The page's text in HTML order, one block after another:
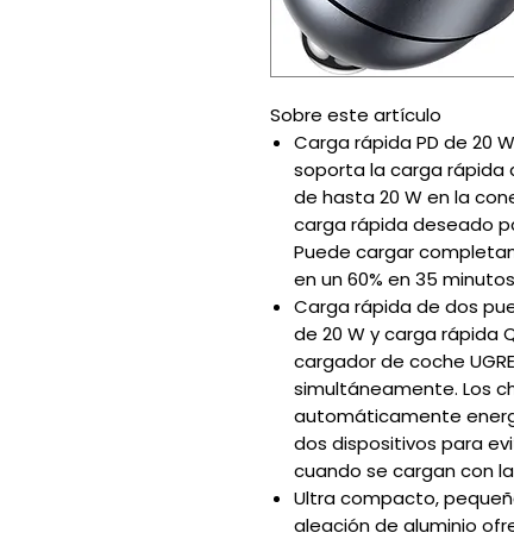
Sobre este artículo
Carga rápida PD de 20
soporta la carga rápida
de hasta 20 W en la
carga rápida deseado
Puede cargar
en un 60% en 35 minutos
Carga rápida de dos
de 20 W y carga rápida
cargador de coche
simultáneamente. Los
automáticamente
dos dispositivos para
cuando se cargan con
Ultra compacto,
aleación de aluminio